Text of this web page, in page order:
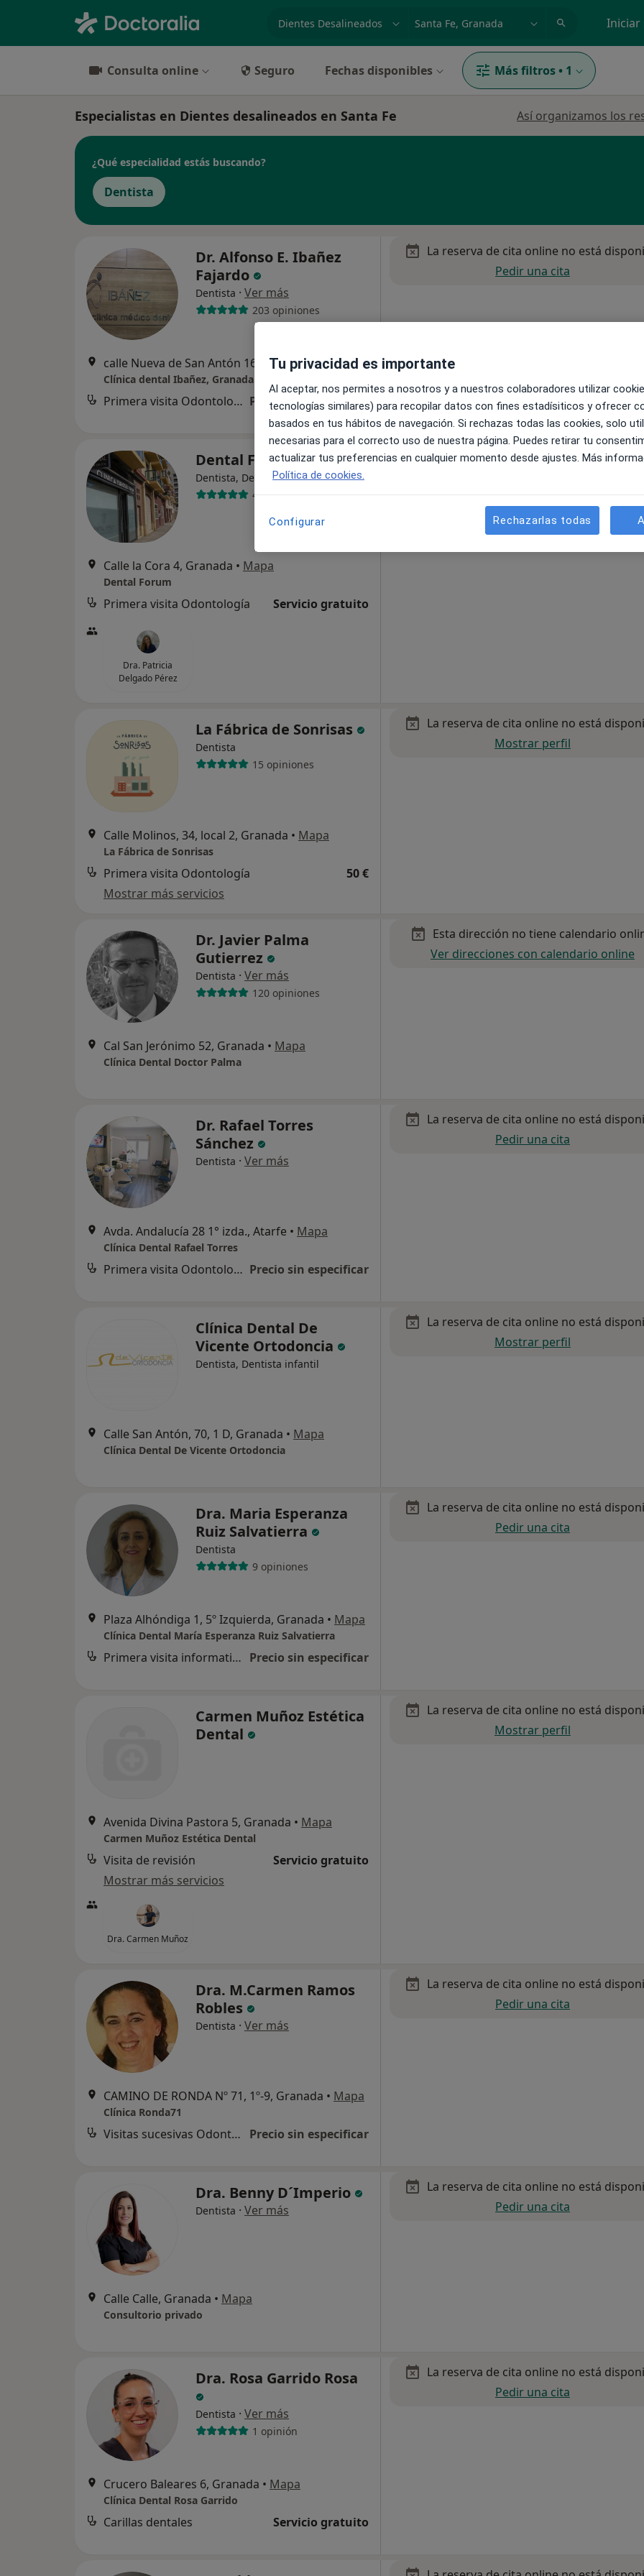
Iniciar
Consulta online Seguro Fechas disponibles Más filtros • 1
Especialistas en Dientes desalineados en Santa Fe Así organizamos los
¿Qué especialidad estás buscando?
Dentista
Dr. Alfonso E. Ibañez
Fajardo
Dentista · Ver más
203 opiniones
calle Nueva de San Antón 16, 1ºB, Granada •Mapa
Clínica dental Ibañez, Granada
Primera visita Odontología Precio sin especificar
La reserva de cita online no está
Pedir una cita
Dental Forum
Dentista, Dentista infantil
48 opiniones
Calle la Cora 4, Granada • Mapa
Dental Forum
Primera visita Odontología Servicio gratuito
Dra. Patricia
Delgado Pérez
La reserva de cita online no está
La Fábrica de Sonrisas
Dentista
15 opiniones
Calle Molinos, 34, local 2, Granada • Mapa
La Fábrica de Sonrisas
Primera visita Odontología
50 €
Mostrar más servicios
La reserva de cita online no está
Mostrar perfil
Dr. Javier Palma
Gutierrez
Dentista · Ver más
120 opiniones
Cal San Jerónimo 52, Granada • Mapa
Clínica Dental Doctor Palma
Esta dirección no tiene calendario
Ver direcciones con calendario online
Dr. Rafael Torres
Sánchez
Dentista · Ver más
Avda. Andalucía 28 1° izda., Atarfe • Mapa
Clínica Dental Rafael Torres
Primera visita Odontología Precio sin especificar
La reserva de cita online no está
Pedir una cita
Clínica Dental De
Vicente Ortodoncia
Dentista, Dentista infantil
Calle San Antón, 70, 1 D, Granada • Mapa
Clínica Dental De Vicente Ortodoncia
La reserva de cita online no está
Mostrar perfil
Dra. Maria Esperanza
Ruiz Salvatierra
Dentista
9 opiniones
Plaza Alhóndiga 1, 5º Izquierda, Granada • Mapa
Clínica Dental María Esperanza Ruiz Salvatierra
Primera visita informativa gratuita Precio sin especificar
La reserva de cita online no está
Pedir una cita
Carmen Muñoz Estética
Dental
Avenida Divina Pastora 5, Granada • Mapa
Carmen Muñoz Estética Dental
Visita de revisión
Servicio gratuito
Mostrar más servicios
Dra. Carmen Muñoz
La reserva de cita online no está
Mostrar perfil
Dra. M.Carmen Ramos
Robles
Dentista · Ver más
CAMINO DE RONDA Nº 71, 1º-9, Granada • Mapa
Clínica Ronda71
Visitas sucesivas Odontología Precio sin especificar
La reserva de cita online no está
Pedir una cita
Dra. Benny D´Imperio
Dentista · Ver más
Calle Calle, Granada • Mapa
Consultorio privado
La reserva de cita online no está
Pedir una cita
Dra. Rosa Garrido Rosa
Dentista · Ver más
1 opinión
Crucero Baleares 6, Granada • Mapa
Clínica Dental Rosa Garrido
Carillas dentales Servicio gratuito
La reserva de cita online no está
Pedir una cita
Tu privacidad es importante
Al aceptar, nos permites a nosotros y a nuestros colaboradores utilizar
tecnologías similares) para recopilar datos con fines estadísiticos y ofrecer
basados en tus hábitos de navegación. Si rechazas todas las cookies, solo
necesarias para el correcto uso de nuestra página. Puedes retirar tu
actualizar tus preferencias en cualquier momento desde ajustes. Más
Política de cookies.
Configurar Rechazarlas todas